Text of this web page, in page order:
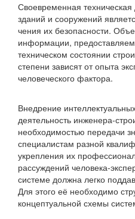
Своевременная техническая
зданий и сооружений
чения их безопасности.
информации,
техническом состоянии
степени зависят от опыта
человеческого фактора.
Внедрение
деятельность инженера-
необходи­мостью передачи
специалистам разной
укрепления их
рассуждений человека-
системе должна легко
Для этого её необходимо
концептуальной схемы